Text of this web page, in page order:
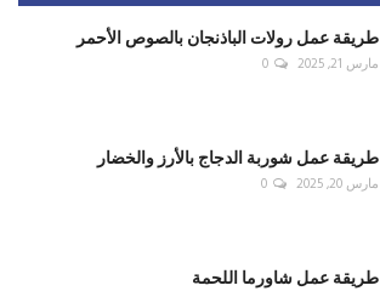
طريقة عمل رولات الباذنجان بالصوص الأحمر
مارس 21, 2025 0
طريقة عمل شوربة الدجاج بالأرز والخضار
مارس 20, 2025 0
طريقة عمل شاورما اللحمة